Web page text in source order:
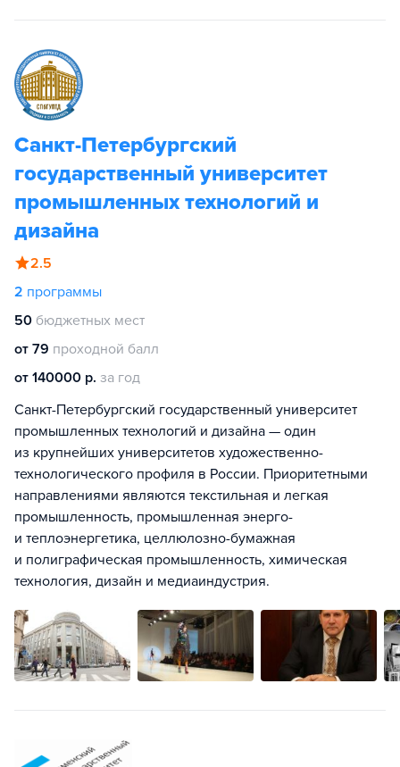
Санкт-Петербургский
государственный университет
промышленных технологий и
дизайна
2.5
2 программы
50 бюджетных мест
от 79 проходной балл
от 140000 р. за год
Санкт-Петербургский государственный университет
промышленных технологий и дизайна — один
из крупнейших университетов художественно-
технологического профиля в России. Приоритетными
направлениями являются текстильная и легкая
промышленность, промышленная энерго-
и теплоэнергетика, целлюлозно-бумажная
и полиграфическая промышленность, химическая
технология, дизайн и медиаиндустрия.